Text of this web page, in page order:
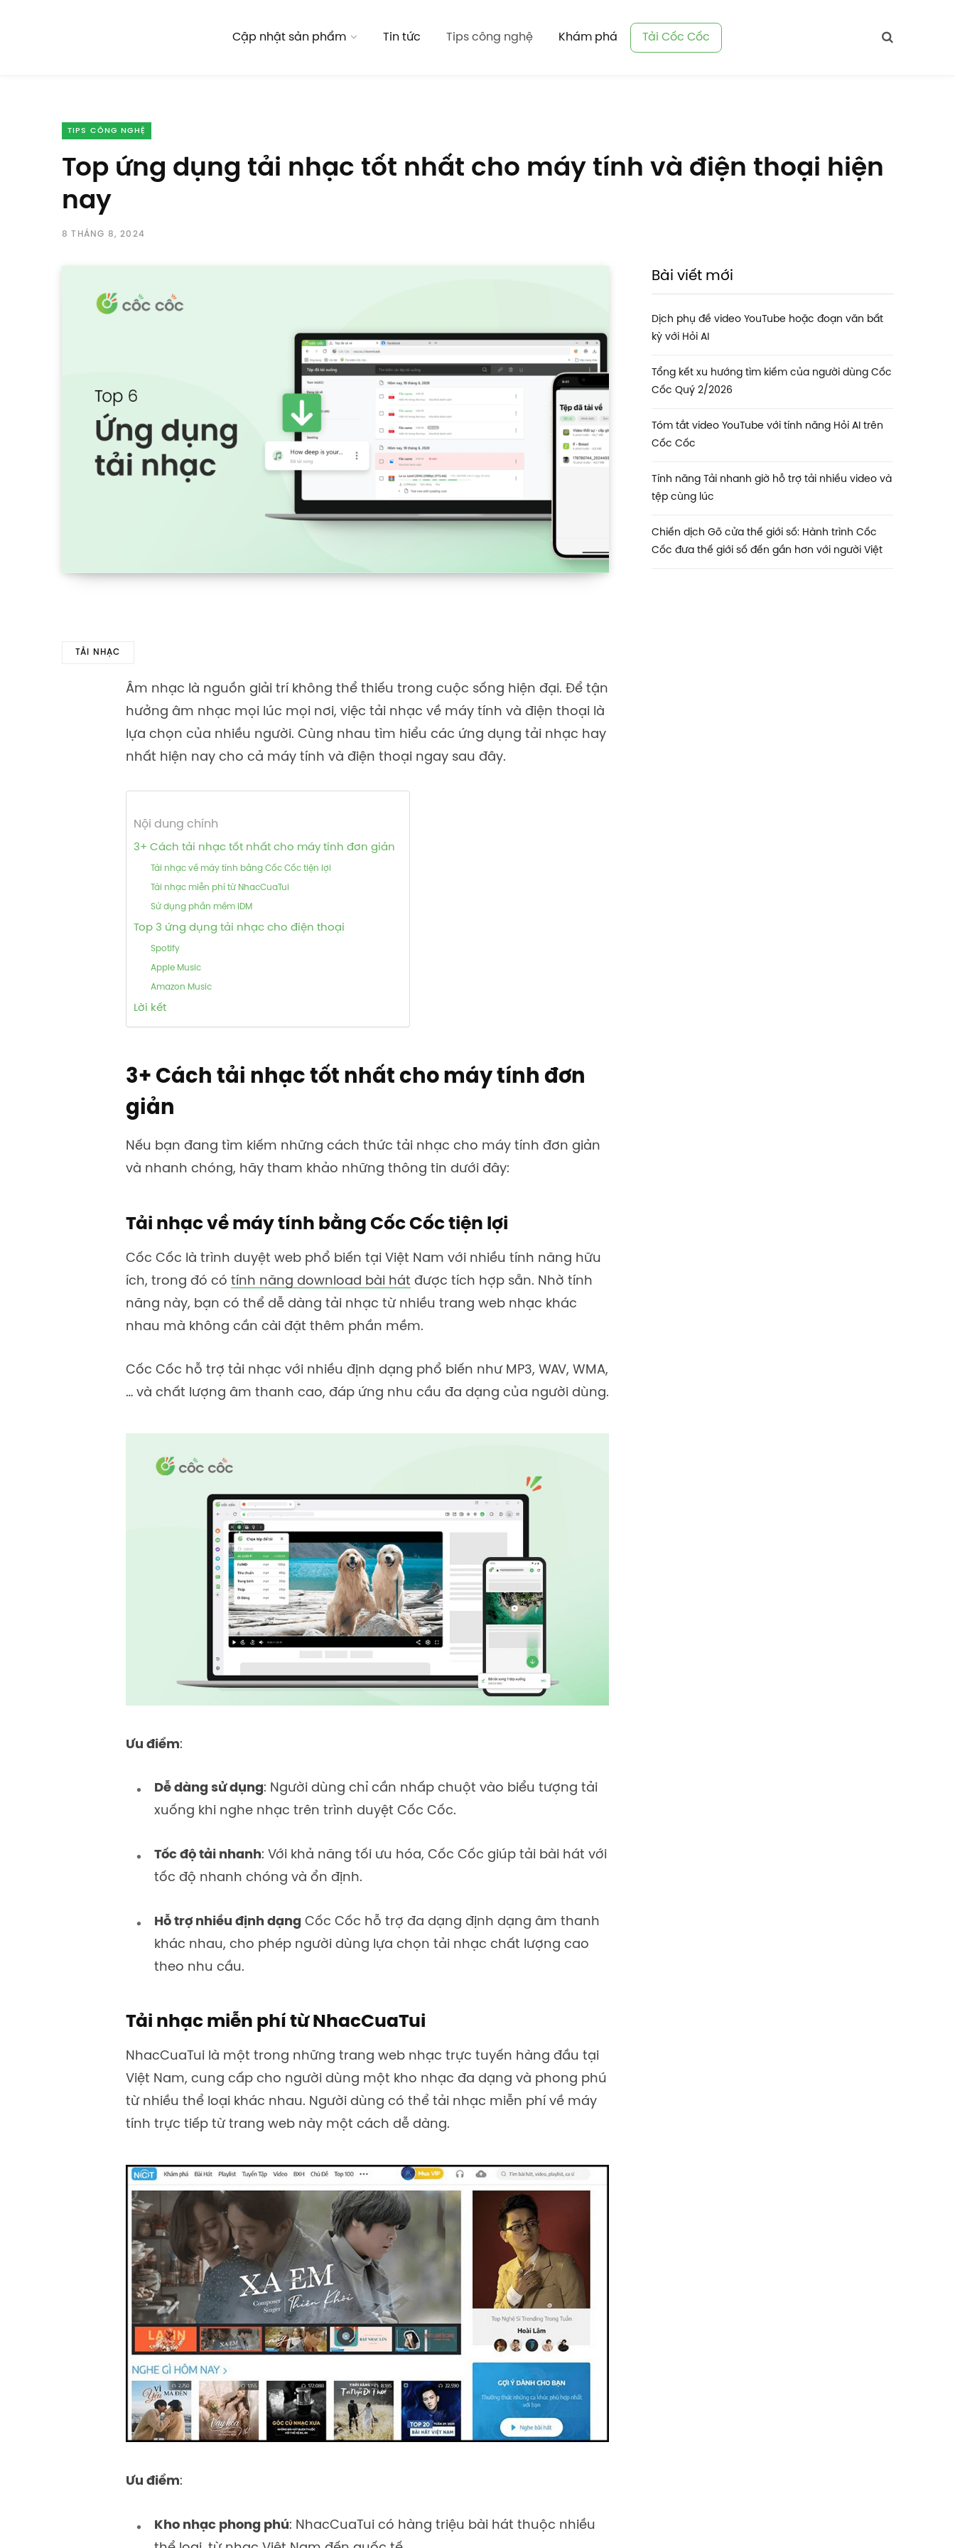
Cập nhật sản phẩm Tin tức Tips công nghệ Khám phá Tải Cốc Cốc
TIPS CÔNG NGHỆ
Top ứng dụng tải nhạc tốt nhất cho máy tính và điện thoại hiện
nay
8 THÁNG 8, 2024
TẢI NHẠC
Âm nhạc là nguồn giải trí không thể thiếu trong cuộc sống hiện đại. Để tận
hưởng âm nhạc mọi lúc mọi nơi, việc tải nhạc về máy tính và điện thoại là
lựa chọn của nhiều người. Cùng nhau tìm hiểu các ứng dụng tải nhạc hay
nhất hiện nay cho cả máy tính và điện thoại ngay sau đây.
Nội dung chính
3+ Cách tải nhạc tốt nhất cho máy tính đơn giản
Tải nhạc về máy tính bằng Cốc Cốc tiện lợi
Tải nhạc miễn phí từ NhacCuaTui
Sử dụng phần mềm IDM
Top 3 ứng dụng tải nhạc cho điện thoại
Spotify
Apple Music
Amazon Music
Lời kết
3+ Cách tải nhạc tốt nhất cho máy tính đơn
giản
Nếu bạn đang tìm kiếm những cách thức tải nhạc cho máy tính đơn giản
và nhanh chóng, hãy tham khảo những thông tin dưới đây:
Tải nhạc về máy tính bằng Cốc Cốc tiện lợi
Cốc Cốc là trình duyệt web phổ biến tại Việt Nam với nhiều tính năng hữu
ích, trong đó có tính năng download bài hát được tích hợp sẵn. Nhờ tính
năng này, bạn có thể dễ dàng tải nhạc từ nhiều trang web nhạc khác
nhau mà không cần cài đặt thêm phần mềm.
Cốc Cốc hỗ trợ tải nhạc với nhiều định dạng phổ biến như MP3, WAV, WMA,
… và chất lượng âm thanh cao, đáp ứng nhu cầu đa dạng của người dùng.
Ưu điểm:
Dễ dàng sử dụng: Người dùng chỉ cần nhấp chuột vào biểu tượng tải
xuống khi nghe nhạc trên trình duyệt Cốc Cốc.
Tốc độ tải nhanh: Với khả năng tối ưu hóa, Cốc Cốc giúp tải bài hát với
tốc độ nhanh chóng và ổn định.
Hỗ trợ nhiều định dạng Cốc Cốc hỗ trợ đa dạng định dạng âm thanh
khác nhau, cho phép người dùng lựa chọn tải nhạc chất lượng cao
theo nhu cầu.
Tải nhạc miễn phí từ NhacCuaTui
NhacCuaTui là một trong những trang web nhạc trực tuyến hàng đầu tại
Việt Nam, cung cấp cho người dùng một kho nhạc đa dạng và phong phú
từ nhiều thể loại khác nhau. Người dùng có thể tải nhạc miễn phí về máy
tính trực tiếp từ trang web này một cách dễ dàng.
Ưu điểm:
Kho nhạc phong phú: NhacCuaTui có hàng triệu bài hát thuộc nhiều
Bài viết mới
Dịch phụ đề video YouTube hoặc đoạn văn bất
kỳ với Hỏi AI
Tổng kết xu hướng tìm kiếm của người dùng Cốc
Cốc Quý 2/2026
Tóm tắt video YouTube với tính năng Hỏi AI trên
Cốc Cốc
Tính năng Tải nhanh giờ hỗ trợ tải nhiều video và
tệp cùng lúc
Chiến dịch Gõ cửa thế giới số: Hành trình Cốc
Cốc đưa thế giới số đến gần hơn với người Việt